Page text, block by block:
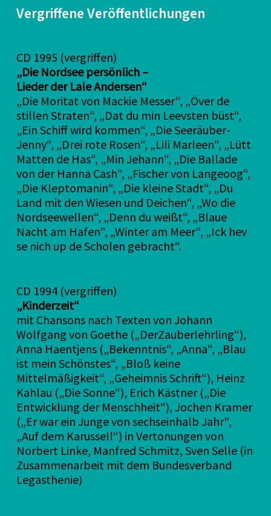
Vergriffene Veröffentlichungen
CD 1995 (vergriffen)
„Die Nordsee persönlich –
Lieder der Lale Andersen“
„Die Moritat von Mackie Messer“, „Över de
stillen Straten“, „Dat du min Leevsten büst“,
„Ein Schiff wird kommen“, „Die Seeräuber-
Jenny“, „Drei rote Rosen“, „Lili Marleen“, „Lütt
Matten de Has“, „Min Jehann“, „Die Ballade
von der Hanna Cash“, „Fischer von Langeoog“,
„Die Kleptomanin“, „Die kleine Stadt“, „Du
Land mit den Wiesen und Deichen“, „Wo die
Nordseewellen“, „Denn du weißt“, „Blaue
Nacht am Hafen“, „Winter am Meer“, „Ick hev
se nich up de Scholen gebracht“.
CD 1994 (vergriffen)
„Kinderzeit“
mit Chansons nach Texten von Johann
Wolfgang von Goethe („DerZauberlehrling“),
Anna Haentjens („Bekenntnis“, „Anna“, „Blau
ist mein Schönstes“, „Bloß keine
Mittelmäßigkeit“, „Geheimnis Schrift“), Heinz
Kahlau („Die Sonne“), Erich Kästner („Die
Entwicklung der Menschheit“), Jochen Kramer
(„Er war ein Junge von sechseinhalb Jahr“,
„Auf dem Karussell“) in Vertonungen von
Norbert Linke, Manfred Schmitz, Sven Selle (in
Zusammenarbeit mit dem Bundesverband
Legasthenie)